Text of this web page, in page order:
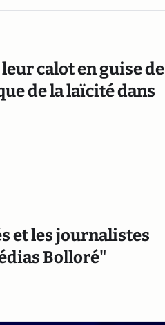
calot en guise de
de la laïcité dans
et les journalistes
Bolloré"